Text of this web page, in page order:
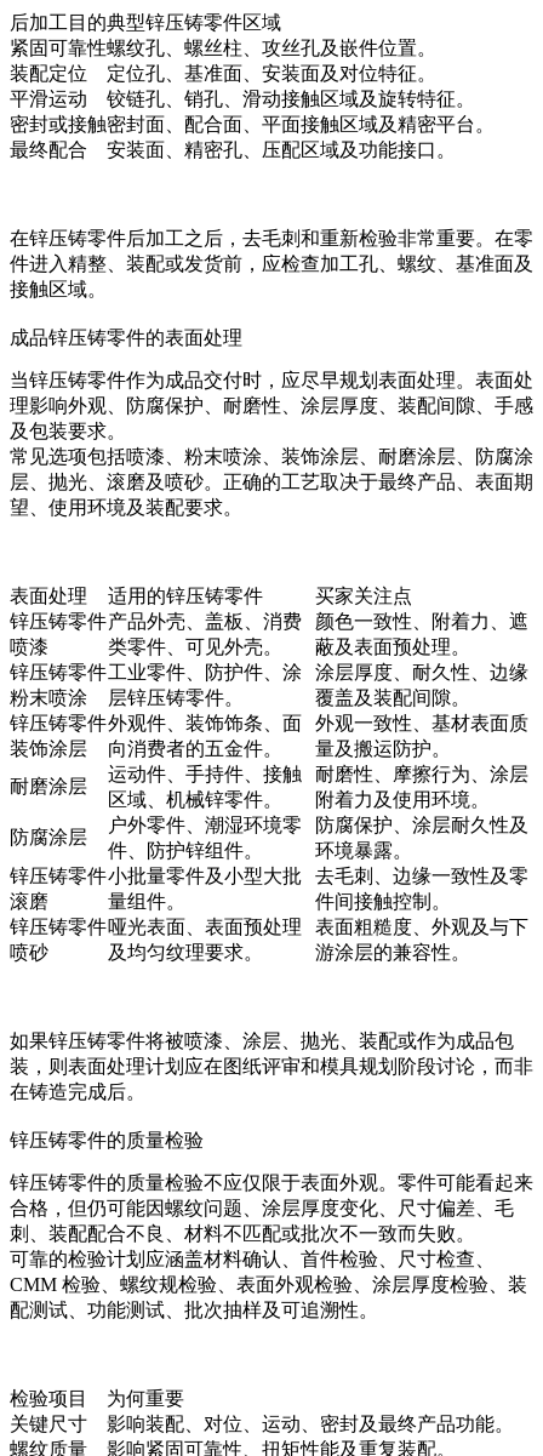
后加工目的典型锌压铸零件区域
紧固可靠性螺纹孔、螺丝柱、攻丝孔及嵌件位置。
装配定位
定位孔、基准面、安装面及对位特征。
平滑运动
铰链孔、销孔、滑动接触区域及旋转特征。
密封或接触密封面、配合面、平面接触区域及精密平台。
最终配合
安装面、精密孔、压配区域及功能接口。
在锌压铸零件后加工之后，去毛刺和重新检验非常重要。在零
件进入精整、装配或发货前，应检查加工孔、螺纹、基准面及
接触区域。
成品锌压铸零件的表面处理
当锌压铸零件作为成品交付时，应尽早规划表面处理。表面处
理影响外观、防腐保护、耐磨性、涂层厚度、装配间隙、手感
及包装要求。
常见选项包括喷漆、粉末喷涂、装饰涂层、耐磨涂层、防腐涂
层、抛光、滚磨及喷砂。正确的工艺取决于最终产品、表面期
望、使用环境及装配要求。
表面处理 适用的锌压铸零件
买家关注点
锌压铸零件
喷漆
产品外壳、盖板、消费
类零件、可见外壳。
颜色一致性、附着力、遮
蔽及表面预处理。
锌压铸零件
粉末喷涂
工业零件、防护件、涂
层锌压铸零件。
涂层厚度、耐久性、边缘
覆盖及装配间隙。
锌压铸零件
装饰涂层
外观件、装饰饰条、面
向消费者的五金件。
外观一致性、基材表面质
量及搬运防护。
耐磨涂层
运动件、手持件、接触
区域、机械锌零件。
耐磨性、摩擦行为、涂层
附着力及使用环境。
防腐涂层
户外零件、潮湿环境零
件、防护锌组件。
防腐保护、涂层耐久性及
环境暴露。
锌压铸零件
滚磨
小批量零件及小型大批
量组件。
去毛刺、边缘一致性及零
件间接触控制。
锌压铸零件
喷砂
哑光表面、表面预处理
及均匀纹理要求。
表面粗糙度、外观及与下
游涂层的兼容性。
如果锌压铸零件将被喷漆、涂层、抛光、装配或作为成品包
装，则表面处理计划应在图纸评审和模具规划阶段讨论，而非
在铸造完成后。
锌压铸零件的质量检验
锌压铸零件的质量检验不应仅限于表面外观。零件可能看起来
合格，但仍可能因螺纹问题、涂层厚度变化、尺寸偏差、毛
刺、装配配合不良、材料不匹配或批次不一致而失败。
可靠的检验计划应涵盖材料确认、首件检验、尺寸检查、
CMM 检验、螺纹规检验、表面外观检验、涂层厚度检验、装
配测试、功能测试、批次抽样及可追溯性。
检验项目
为何重要
关键尺寸
影响装配、对位、运动、密封及最终产品功能。
螺纹质量
影响紧固可靠性、扭矩性能及重复装配。